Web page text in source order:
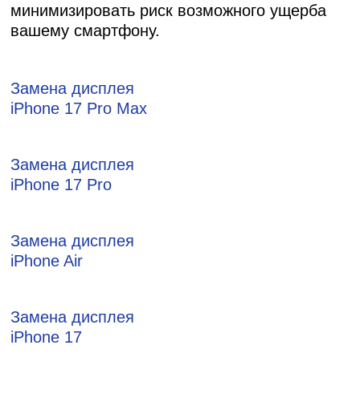
минимизировать риск возможного ущерба
вашему смартфону.
Замена дисплея
iPhone 17 Pro Max
Замена дисплея
iPhone 17 Pro
Замена дисплея
iPhone Air
Замена дисплея
iPhone 17